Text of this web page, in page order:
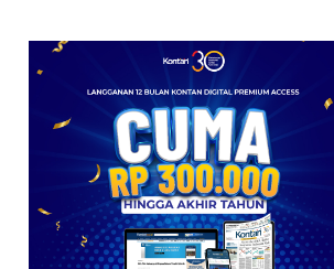
5
Kabar Baru Transfer Yan
Diomande ke Real
Madrid: RB Leipzig Minta
Rp 2,7 Triliun
Daftar Negara ASEAN
Berdasarkan Pendapatan
versi Bank Dunia, Posisi
Indonesia?